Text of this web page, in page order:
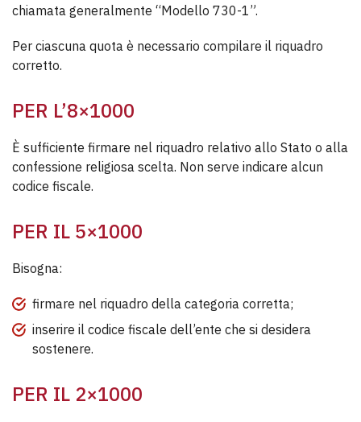
chiamata generalmente “Modello 730-1”.
Per ciascuna quota è necessario compilare il riquadro
corretto.
PER L’8×1000
È sufficiente firmare nel riquadro relativo allo Stato o alla
confessione religiosa scelta. Non serve indicare alcun
codice fiscale.
PER IL 5×1000
Bisogna:
firmare nel riquadro della categoria corretta;
inserire il codice fiscale dell’ente che si desidera
sostenere.
PER IL 2×1000